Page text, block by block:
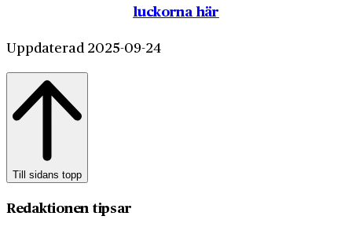
luckorna här
Uppdaterad 2025-09-24
Till sidans topp
Redaktionen tipsar